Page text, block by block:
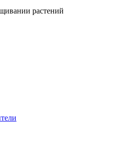
растений